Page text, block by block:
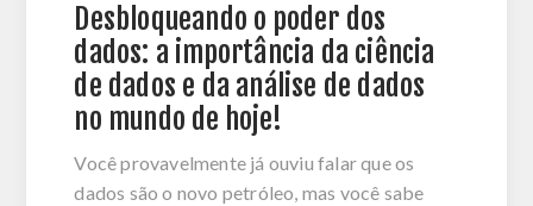
Desbloqueando o poder dos
dados: a importância da ciência
de dados e da análise de dados
no mundo de hoje!
Você provavelmente já ouviu falar que os
dados são o novo petróleo, mas você sabe